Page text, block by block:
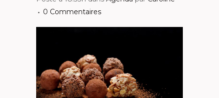
0 Commentaires